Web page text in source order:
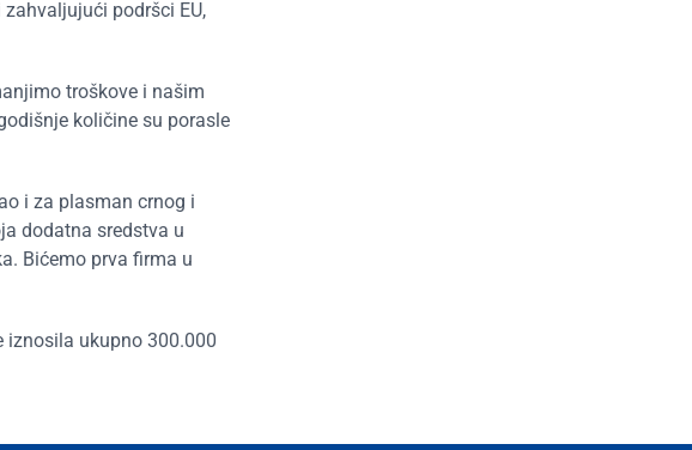
podršci EU,
troškove i našim
količine su porasle
i za plasman crnog i
dodatna sredstva u
Bićemo prva firma u
iznosila ukupno 300.000